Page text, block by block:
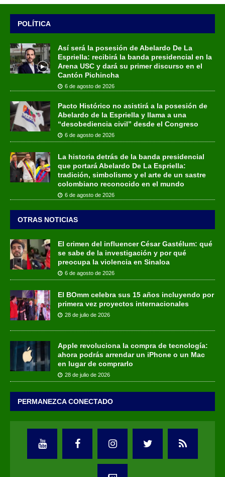
POLÍTICA
Así será la posesión de Abelardo De La
Espriella: recibirá la banda presidencial en la
Arena USC y dará su primer discurso en el
Cantón Pichincha
6 de agosto de 2026
Pacto Histórico no asistirá a la posesión de
Abelardo de la Espriella y llama a una
“desobediencia civil” desde el Congreso
6 de agosto de 2026
La historia detrás de la banda presidencial
que portará Abelardo De La Espriella:
tradición, simbolismo y el arte de un sastre
colombiano reconocido en el mundo
6 de agosto de 2026
OTRAS NOTICIAS
El crimen del influencer César Gastélum: qué
se sabe de la investigación y por qué
preocupa la violencia en Sinaloa
6 de agosto de 2026
El BOmm celebra sus 15 años incluyendo por
primera vez proyectos internacionales
28 de julio de 2026
Apple revoluciona la compra de tecnología:
ahora podrás arrendar un iPhone o un Mac
en lugar de comprarlo
28 de julio de 2026
PERMANEZCA CONECTADO